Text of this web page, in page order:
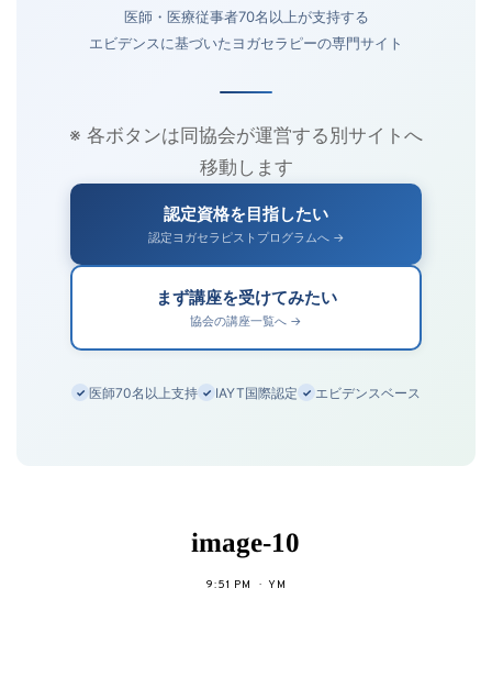
医師・医療従事者70名以上が支持する
エビデンスに基づいたヨガセラピーの専門サイト
※ 各ボタンは同協会が運営する別サイトへ
移動します
認定資格を目指したい
認定ヨガセラピストプログラムへ →
まず講座を受けてみたい
協会の講座一覧へ →
✓ 医師70名以上支持 ✓ IAYT国際認定 ✓ エビデンスベース
image-10
9:51 PM YM